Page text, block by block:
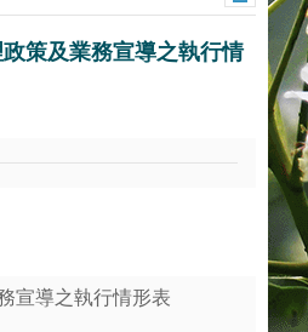
策及業務宣導之執行情
宣導之執行情形表